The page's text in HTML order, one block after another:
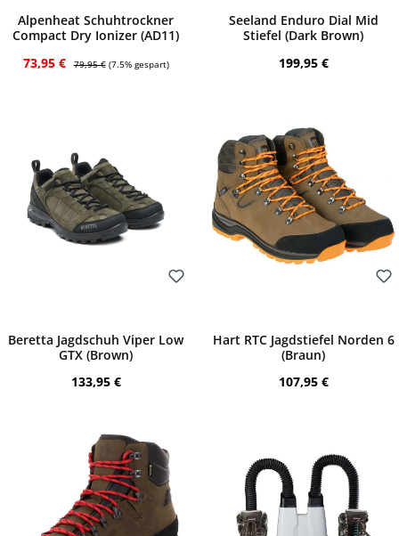
Alpenheat Schuhtrockner
Compact Dry Ionizer (AD11)
Verkaufspreis:
73,95 € 79,95 € (7.5% gespart)
Seeland Enduro Dial Mid
Stiefel (Dark Brown)
Regulärer Preis:
199,95 €
Beretta Jagdschuh Viper Low
GTX (Brown)
Regulärer Preis:
133,95 €
Hart RTC Jagdstiefel Norden 6
(Braun)
Regulärer Preis:
107,95 €